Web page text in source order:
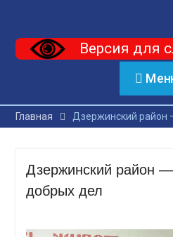
Версия для
Главная Дзержинский район
Дзержинский район
добрых дел